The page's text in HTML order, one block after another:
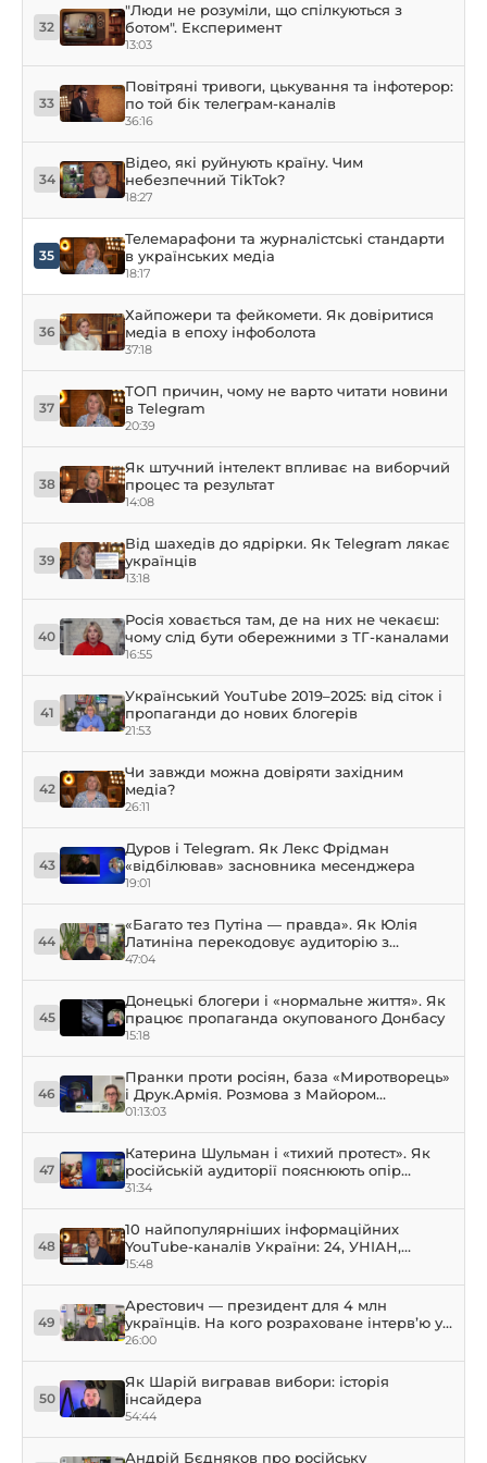
32
"Люди не розуміли, що спілкуються з
ботом". Експеримент
13:03
33
Повітряні тривоги, цькування та інфотерор:
по той бік телеграм-каналів
36:16
34
Відео, які руйнують країну. Чим
небезпечний TikTok?
18:27
35
Телемарафони та журналістські стандарти
в українських медіа
18:17
36
Хайпожери та фейкомети. Як довіритися
медіа в епоху інфоболота
37:18
37
ТОП причин, чому не варто читати новини
в Telegram
20:39
38
Як штучний інтелект впливає на виборчий
процес та результат
14:08
39
Від шахедів до ядрірки. Як Telegram лякає
українців
13:18
40
Росія ховається там, де на них не чекаєш:
чому слід бути обережними з ТГ-каналами
16:55
41
Український YouTube 2019–2025: від сіток і
пропаганди до нових блогерів
21:53
42
Чи завжди можна довіряти західним
медіа?
26:11
43
Дуров і Telegram. Як Лекс Фрідман
«відбілював» засновника месенджера
19:01
44
«Багато тез Путіна — правда». Як Юлія
Латиніна перекодовує аудиторію з
лібералів у путіністів
47:04
45
Донецькі блогери і «нормальне життя». Як
працює пропаганда окупованого Донбасу
15:18
46
Пранки проти росіян, база «Миротворець»
і Друк.Армія. Розмова з Майором
Чорнобаєвим
01:13:03
47
Катерина Шульман і «тихий протест». Як
російській аудиторії пояснюють опір
режиму
31:34
48
10 найпопулярніших інформаційних
YouTube-каналів України: 24, УНІАН,
Прямий
15:48
49
Арестович — президент для 4 млн
українців. На кого розраховане інтерв’ю у
Собчак?
26:00
50
Як Шарій вигравав вибори: історія
інсайдера
54:44
Андрій Бєдняков про російську